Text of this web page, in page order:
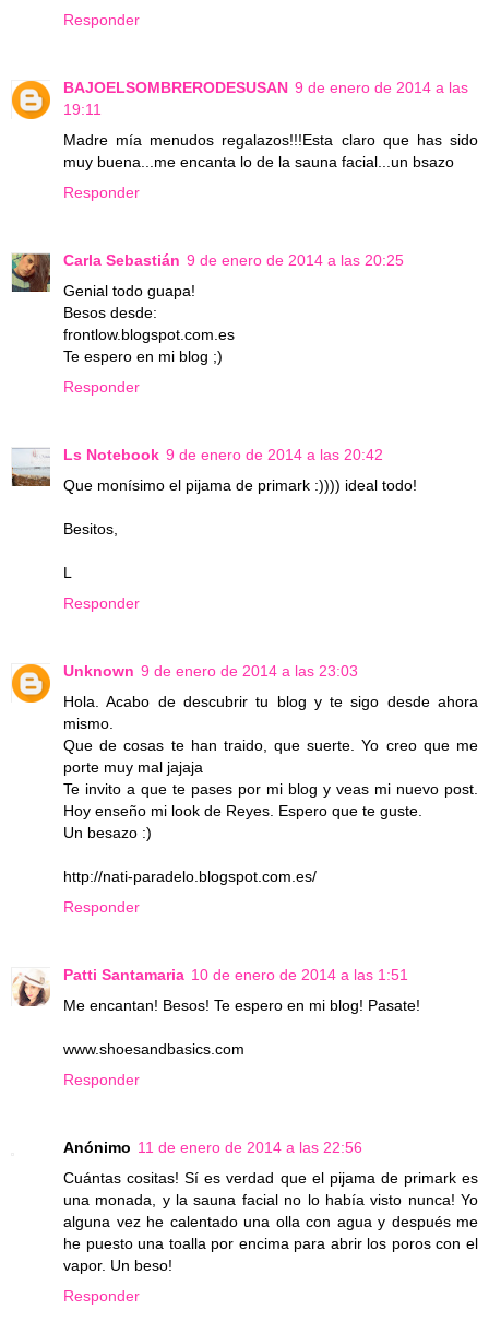
Responder
BAJOELSOMBRERODESUSAN 9 de enero de 2014 a las
19:11
Madre mía menudos regalazos!!!Esta claro que has sido
muy buena...me encanta lo de la sauna facial...un bsazo
Responder
Carla Sebastián 9 de enero de 2014 a las 20:25
Genial todo guapa!
Besos desde:
frontlow.blogspot.com.es
Te espero en mi blog ;)
Responder
Ls Notebook 9 de enero de 2014 a las 20:42
Que monísimo el pijama de primark :)))) ideal todo!
Besitos,
L
Responder
Unknown 9 de enero de 2014 a las 23:03
Hola. Acabo de descubrir tu blog y te sigo desde ahora
mismo.
Que de cosas te han traido, que suerte. Yo creo que me
porte muy mal jajaja
Te invito a que te pases por mi blog y veas mi nuevo post.
Hoy enseño mi look de Reyes. Espero que te guste.
Un besazo :)
http://nati-paradelo.blogspot.com.es/
Responder
Patti Santamaria 10 de enero de 2014 a las 1:51
Me encantan! Besos! Te espero en mi blog! Pasate!
www.shoesandbasics.com
Responder
Anónimo 11 de enero de 2014 a las 22:56
Cuántas cositas! Sí es verdad que el pijama de primark es
una monada, y la sauna facial no lo había visto nunca! Yo
alguna vez he calentado una olla con agua y después me
he puesto una toalla por encima para abrir los poros con el
vapor. Un beso!
Responder